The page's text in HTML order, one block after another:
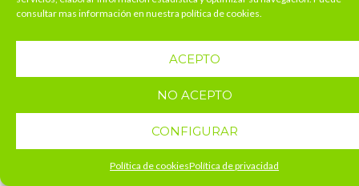
consultar mas información en nuestra política de cookies.
ACEPTO
NO ACEPTO
CONFIGURAR
Política de cookiesPolítica de privacidad